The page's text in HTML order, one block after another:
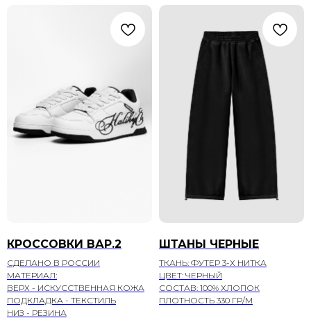
КРОССОВКИ ВАР.2
СДЕЛАНО В РОССИИ
МАТЕРИАЛ:
ВЕРХ - ИСКУССТВЕННАЯ КОЖА
ПОДКЛАДКА - ТЕКСТИЛЬ
НИЗ - РЕЗИНА
ШТАНЫ ЧЕРНЫЕ
ТКАНЬ: ФУТЕР 3-Х НИТКА
ЦВЕТ: ЧЕРНЫЙ
СОСТАВ: 100% ХЛОПОК
ПЛОТНОСТЬ 330 ГР/М